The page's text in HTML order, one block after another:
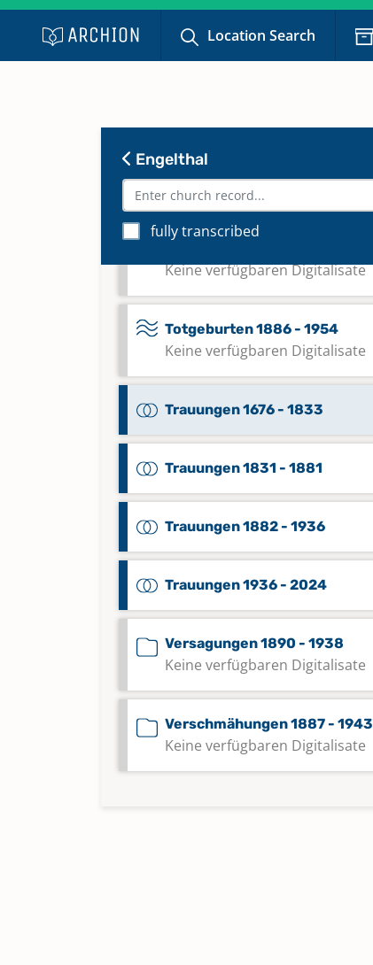
Location Search
Engelthal
fully transcribed
Taufen 1801 - 1833
Taufen 1882 - 1911
Taufen 1912 - 2005
Keine verfügbaren Digitalisate
Totgeburten 1886 - 1954
Keine verfügbaren Digitalisate
Trauungen 1676 - 1833
Trauungen 1831 - 1881
Trauungen 1882 - 1936
Trauungen 1936 - 2024
Versagungen 1890 - 1938
Keine verfügbaren Digitalisate
Verschmähungen 1887 - 1943
Keine verfügbaren Digitalisate